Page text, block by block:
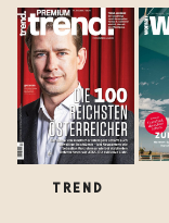
TREND